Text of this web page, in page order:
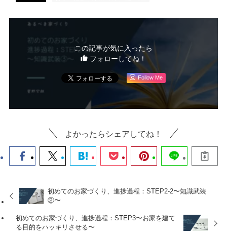
この記事が気に入ったら
フォローしてね！
Follow Me
よかったらシェアしてね！
初めてのお家づくり、進捗過程：STEP2-2〜知識武装
②〜
初めてのお家づくり、進捗過程：STEP3〜お家を建て
る目的をハッキリさせる〜